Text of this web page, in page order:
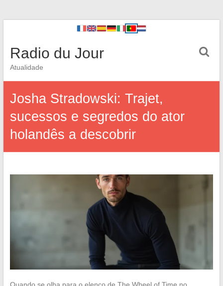
Radio du Jour
Atualidade
Josha Stradowski: Trajet,
sucessos e segredos do ator
holandês a descobrir